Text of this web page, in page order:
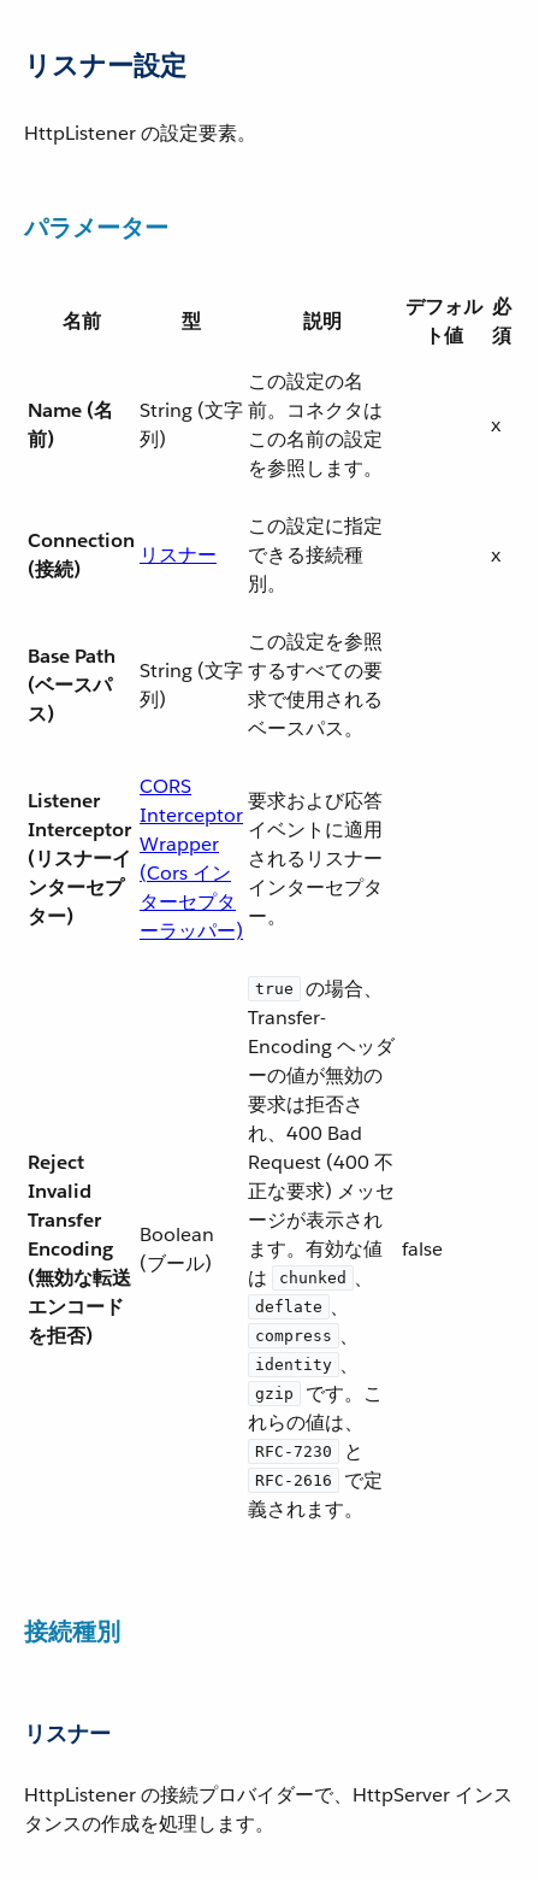
リスナー設定
HttpListener の設定要素。
パラメーター
名前 型 説明
デフォル
ト値
必
須
Name (名
前)
String (文字
列)
この設定の名
前。コネクタは
この名前の設定
を参照します。
x
Connection
(接続)
リスナー
この設定に指定
できる接続種
別。
x
Base Path
(ベースパ
ス)
String (文字
列)
この設定を参照
するすべての要
求で使用される
ベースパス。
Listener
Interceptor
(リスナーイ
ンターセプ
ター)
CORS
Interceptor
Wrapper
(Cors イン
ターセプタ
ーラッパー)
要求および応答
イベントに適用
されるリスナー
インターセプタ
ー。
Reject
Invalid
Transfer
Encoding
(無効な転送
エンコード
を拒否)
Boolean
(ブール)
true
​ の場合、
Transfer-
Encoding ヘッダ
ーの値が無効の
要求は拒否さ
れ、400 Bad
Request (400 不
正な要求) メッセ
ージが表示され
ます。有効な値
は ​
chunked ​、​
deflate ​、​
compress ​、​
identity ​、​
gzip
​ です。こ
れらの値は、​
RFC-7230 ​ と ​
RFC-2616
​ で定
義されます。
false
接続種別
リスナー
HttpListener の接続プロバイダーで、HttpServer インス
タンスの作成を処理します。